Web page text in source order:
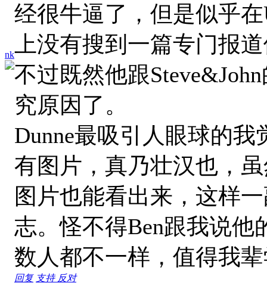
nk
经很牛逼了，但是似乎
上没有搜到一篇专门报
不过既然他跟
究原因了。
Dunne最吸引人眼球的
有图片，真乃壮汉也，
图片也能看出来，这样
志。怪不得Ben跟我说
数人都不一样，值得我
回复 支持 反对